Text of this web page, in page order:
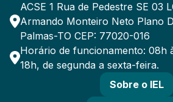
ACSE 1 Rua de Pedestre SE 03
Armando Monteiro Neto Plano
Palmas-TO CEP: 77020-016
Horário de funcionamento: 08h
18h, de segunda a sexta-feira.
Sobre o IEL